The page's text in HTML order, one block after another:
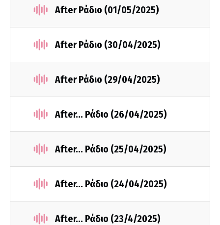
After Ράδιο (01/05/2025)
After Ράδιο (30/04/2025)
After Ράδιο (29/04/2025)
After... Ράδιο (26/04/2025)
After... Ράδιο (25/04/2025)
After... Ράδιο (24/04/2025)
After... Ράδιο (23/4/2025)